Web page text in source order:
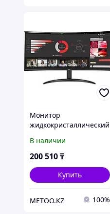
Монитор
жидкокристаллический
34'' 21:9
3440x1440(UWQHD) VA,
nonTOUCH, 100
В наличии
200 510₸
Купить
METOO.KZ 100%